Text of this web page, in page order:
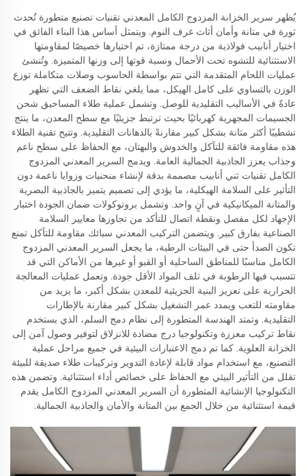
يُظهر سرير الخزانة المزدوج الكامل المعدني تقنيات تصنيع متطورة تُحدث
ثورة في متانة وأمان أثاث غرف النوم. ويتمثل أساس هذا البناء الفائق في
اختيار أنابيب فولاذية من درجة ممتازة، تم اختيارها خصيصًا لمقاومتها
الاستثنائية للتشوه تحت الأحمال ونسبة قوتها إلى وزنها المتميزة. وتُنشئ
عمليات اللحام المتقدمة التي تتم بواسطة الحاسوب وصلات متكاملة توزع
الوزن بالتساوي على كامل الهيكل، مما يلغي نقاط الضعف التي تظهر
عادةً في الأساليب التقليدية للوصل. وتشمل عملية طلاء المساحيق شحن
الجسيمات المجهرية كهربائيًا بحيث ترتبط جزيئيًا مع سطح المعدن، ما ينتج
تشطيبًا أكثر متانة بشكل كبير مقارنةً بالدهانات التقليدية. وتتيح تقنية الطلاء
هذه مقاومة فائقة للتآكل والخدوش والبهتان، مع الحفاظ على سطح ناعم
وجذاب يعزز الجاذبية الجمالية العامة. ويدمج السرير المعدني المزدوج
الكامل تقنيات ثني أنابيب مصممة بدقة لإنشاء منحنيات وزوايا ناعمة دون
التأثير على السلامة الهيكلية، ما يؤدي إلى تصميم يتميز بالجاذبية البصرية
والمتانة الميكانيكية في آنٍ واحد. وتشمل بروتوكولات ضمان الجودة اختبار
الإجهاد لكل مفصل ونقطة اتصال للتأكد من تجاوزها معايير السلامة
الصناعية بفارق كبير. ويتضمن التركيب المعدني سبائك مقاومة للتآكل تمنع
تكون الصدأ حتى في البيئات الرطبة، ما يجعل السرير المعدني المزدوج
الكامل مناسبًا للمناطق الساحلية أو القبو أو غيرها من الأماكن التي قد
تتسبب فيها الرطوبة في تلف المواد الأقل جودة. وتعمل عمليات المعالجة
الحرارية على تعزيز البنية الجزيئية للمعدن بشكل أكبر، ما يزيد من
مقاومته للتعب ويمدد عمر التشغيل بشكل كبير مقارنة بالإطارات
التقليدية. وتمتد الهندسة المتطورة إلى نظام دمج السلم، الذي يستخدم
نقاط تركيب معززة وتكنولوجيا درج مضادة للانزلاق لتوفير وصول آمن إلى
الخزانة العلوية. كما تم دمج الاعتبارات البيئية في جميع مراحل عملية
التصنيع، مع استخدام مواد قابلة لإعادة التدوير وتركيبات طلاء صديقة للبيئة
تقلل من التأثير البيئي مع الحفاظ على خصائص أداء استثنائية. وتضمن هذه
التكنولوجيا الإنشائية المتطورة أن السرير المعدني المزدوج الكامل يقدم
قيمة استثنائية من خلال الجمع بين المتانة والأمان والجاذبية الجمالية.